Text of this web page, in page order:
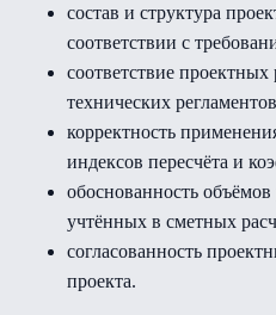
состав и структура
соответствии с
соответствие
технических
корректность
индексов пересчёта и
обоснованность
учтённых в сметных
согласованность
проекта.